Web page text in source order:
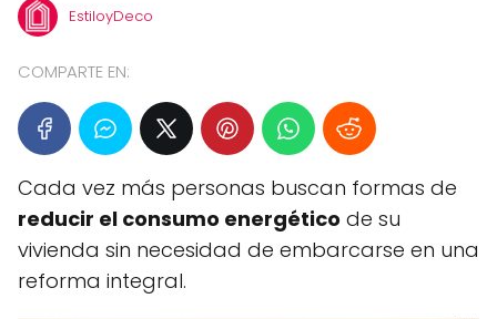
EstiloyDeco
COMPARTE EN:
Cada vez más personas buscan formas de
reducir el consumo energético de su
vivienda sin necesidad de embarcarse en una
reforma integral.